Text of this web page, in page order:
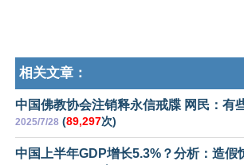
相关文章：
中国佛教协会注销释永信戒牒 网民：有
2025/7/28 (89,297次)
中国上半年GDP增长5.3%？分析：造假